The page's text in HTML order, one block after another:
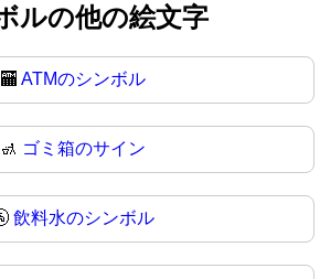
ルの他の絵文字
🏧 ATMのシンボル
🚮 ゴミ箱のサイン
飲料水のシンボル